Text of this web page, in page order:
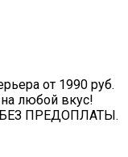
от 1990 руб.
любой вкус!
БЕЗ ПРЕДОПЛАТЫ.